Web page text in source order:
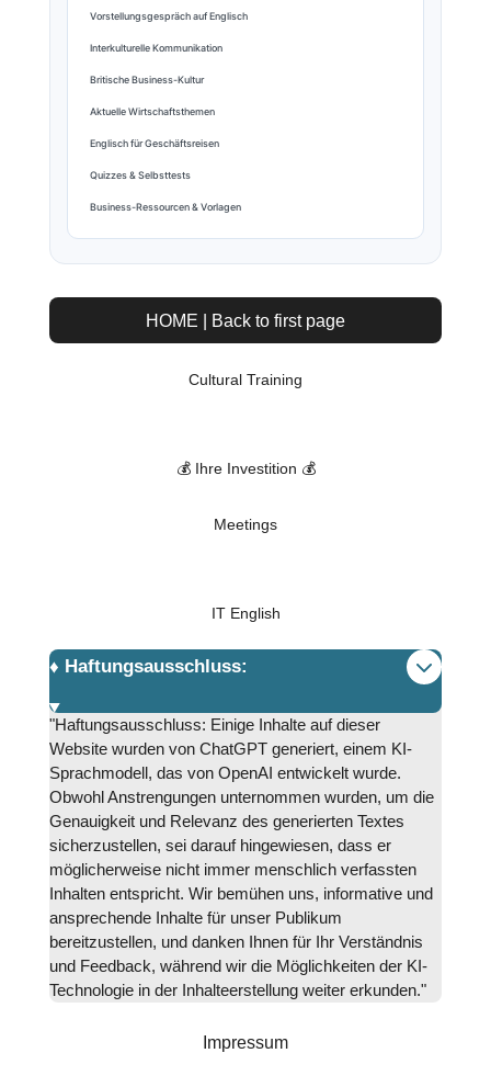
Vorstellungsgespräch auf Englisch
Interkulturelle Kommunikation
Britische Business-Kultur
Aktuelle Wirtschaftsthemen
Englisch für Geschäftsreisen
Quizzes & Selbsttests
Business-Ressourcen & Vorlagen
HOME | Back to first page
Cultural Training
💰 Ihre Investition 💰
Meetings
IT English
♦️ Haftungsausschluss:
"Haftungsausschluss: Einige Inhalte auf dieser
Website wurden von ChatGPT generiert, einem KI-
Sprachmodell, das von OpenAI entwickelt wurde.
Obwohl Anstrengungen unternommen wurden, um die
Genauigkeit und Relevanz des generierten Textes
sicherzustellen, sei darauf hingewiesen, dass er
möglicherweise nicht immer menschlich verfassten
Inhalten entspricht. Wir bemühen uns, informative und
ansprechende Inhalte für unser Publikum
bereitzustellen, und danken Ihnen für Ihr Verständnis
und Feedback, während wir die Möglichkeiten der KI-
Technologie in der Inhalteerstellung weiter erkunden."
Impressum